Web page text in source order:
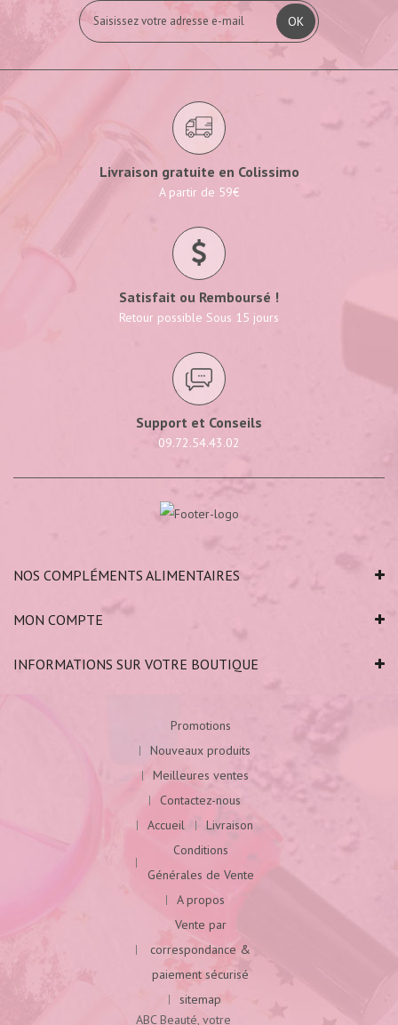
OK
Livraison gratuite en Colissimo
A partir de 59€
Satisfait ou Remboursé !
Retour possible Sous 15 jours
Support et Conseils
09.72.54.43.02
NOS COMPLÉMENTS ALIMENTAIRES
MON COMPTE
INFORMATIONS SUR VOTRE BOUTIQUE
Promotions
Nouveaux produits
Meilleures ventes
Contactez-nous
Accueil
Livraison
Conditions
Générales de Vente
A propos
Vente par
correspondance &
paiement sécurisé
sitemap
ABC Beauté, votre